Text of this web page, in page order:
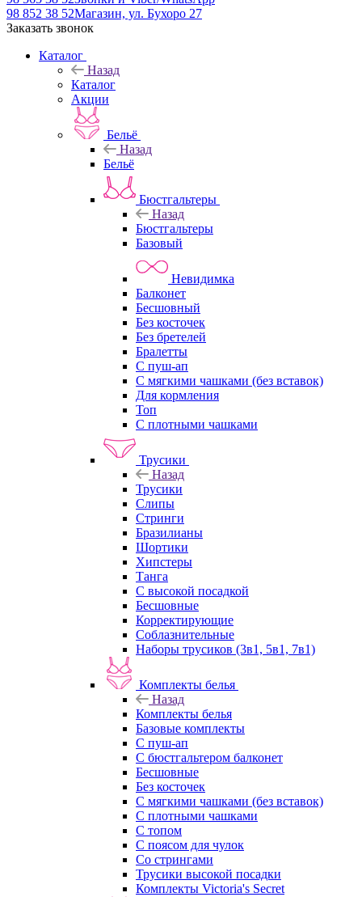
98 852 38 52Магазин, ул. Бухоро 27
Заказать звонок
Каталог
Назад
Каталог
Акции
Бельё
Назад
Бельё
Бюстгальтеры
Назад
Бюстгальтеры
Базовый
Невидимка
Балконет
Бесшовный
Без косточек
Без бретелей
Бралетты
С пуш-ап
С мягкими чашками (без вставок)
Для кормления
Топ
С плотными чашками
Трусики
Назад
Трусики
Слипы
Стринги
Бразилианы
Шортики
Хипстеры
Танга
С высокой посадкой
Бесшовные
Корректирующие
Соблазнительные
Наборы трусиков (3в1, 5в1, 7в1)
Комплекты белья
Назад
Комплекты белья
Базовые комплекты
С пуш-ап
С бюстгальтером балконет
Бесшовные
Без косточек
С мягкими чашками (без вставок)
С плотными чашками
С топом
С поясом для чулок
Со стрингами
Трусики высокой посадки
Комплекты Victoria's Secret